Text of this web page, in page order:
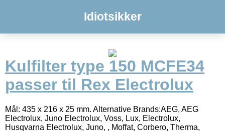
Idiotsikker
Kulfilter type 150 MCFE34
passer til Rex Electrolux
Mål: 435 x 216 x 25 mm. Alternative Brands:AEG, AEG
Electrolux, Juno Electrolux, Voss, Lux, Electrolux,
Husqvarna Electrolux, Juno, , Moffat, Corbero, Therma,